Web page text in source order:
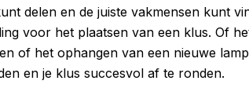
delen en de juiste vakmensen kunt
voor het plaatsen van een klus. Of
of het ophangen van een nieuwe
en je klus succesvol af te ronden.